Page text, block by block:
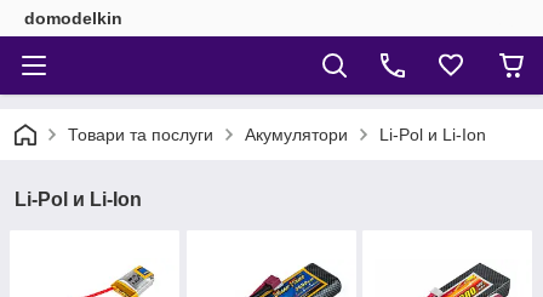
domodelkin
Товари та послуги Акумулятори Li-Pol и Li-Ion
Li-Pol и Li-Ion